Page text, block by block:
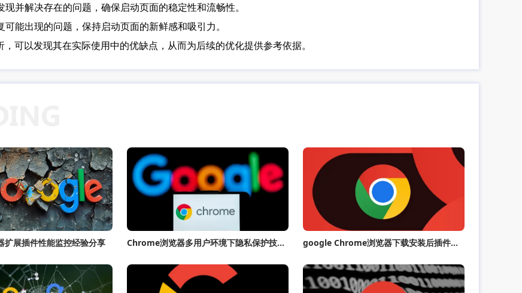
并解决存在的问题，确保启动页面的稳定性和流畅性。
能出现的问题，保持启动页面的新鲜感和吸引力。
可以发现其在实际使用中的优缺点，从而为后续的优化提供参考依据。
展插件性能监控经验分享 Chrome浏览器多用户环境下隐私保护技巧分享 google Chrome浏览器下载安装后插件冲突处理方案